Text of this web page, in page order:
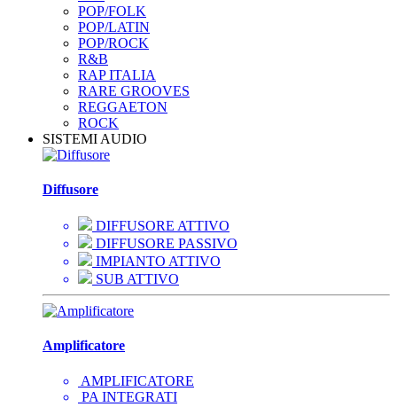
POP/FOLK
POP/LATIN
POP/ROCK
R&B
RAP ITALIA
RARE GROOVES
REGGAETON
ROCK
SISTEMI AUDIO
Diffusore
DIFFUSORE ATTIVO
DIFFUSORE PASSIVO
IMPIANTO ATTIVO
SUB ATTIVO
Amplificatore
AMPLIFICATORE
PA INTEGRATI